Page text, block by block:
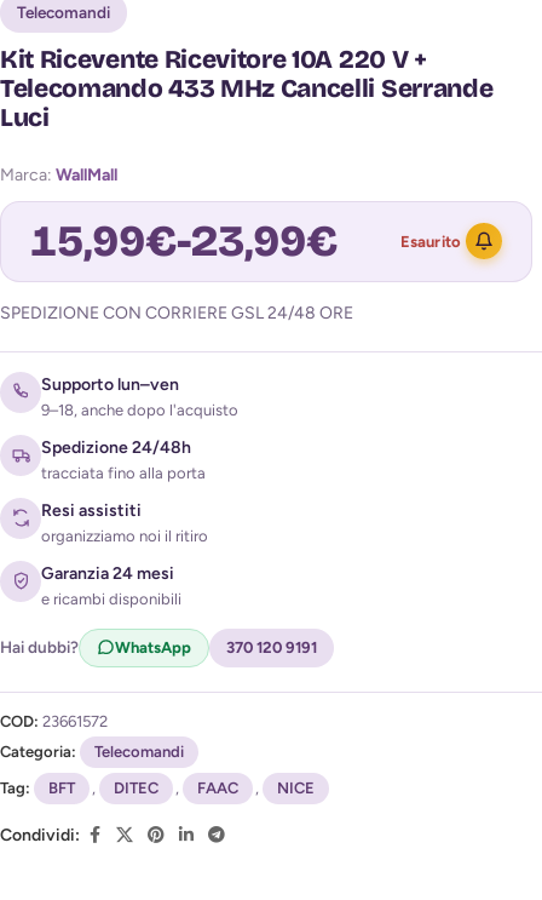
Telecomandi
Kit Ricevente Ricevitore 10A 220 V +
Telecomando 433 MHz Cancelli Serrande
Luci
Marca: WallMall
15,99€-23,99€ Esaurito
Acconsento al trattamento dei miei dati per ricevere
l'avviso di disponibilità (
SPEDIZIONE CON CORRIERE GSL 24/48 ORE
Supporto lun–ven
9–18, anche dopo l'acquisto
Spedizione 24/48h
tracciata fino alla porta
Resi assistiti
organizziamo noi il ritiro
Garanzia 24 mesi
e ricambi disponibili
Hai dubbi? WhatsApp 370 120 9191
COD: 23661572
Categoria:
Telecomandi
Tag:
BFT , DITEC , FAAC , NICE
Condividi: